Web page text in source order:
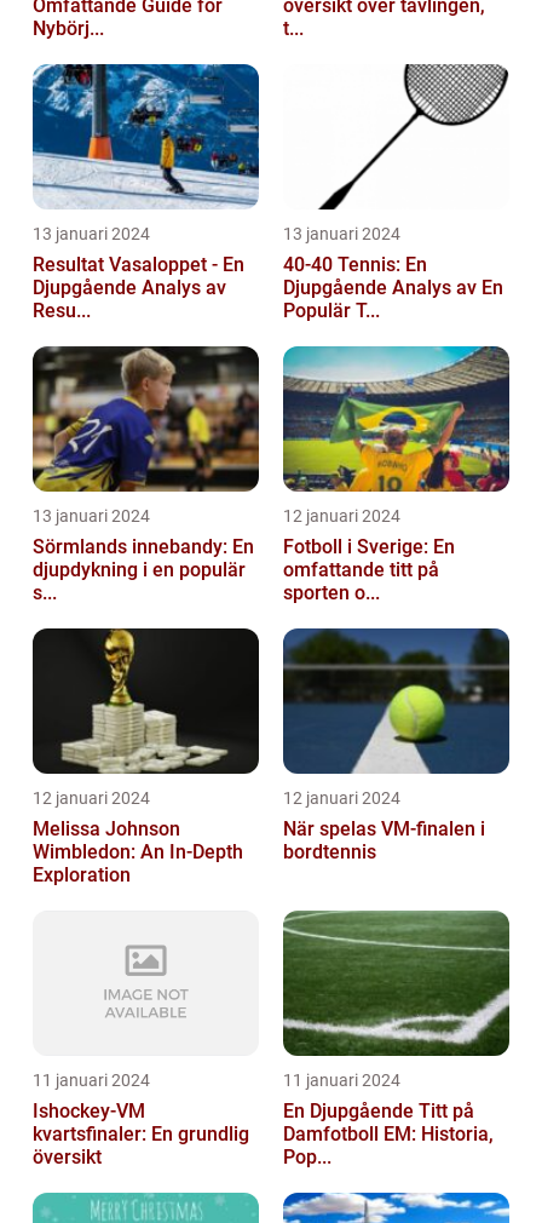
Omfattande Guide för
Nybörj...
översikt över tävlingen,
t...
13 januari 2024
Resultat Vasaloppet - En
Djupgående Analys av
Resu...
13 januari 2024
40-40 Tennis: En
Djupgående Analys av En
Populär T...
13 januari 2024
Sörmlands innebandy: En
djupdykning i en populär
s...
12 januari 2024
Fotboll i Sverige: En
omfattande titt på
sporten o...
12 januari 2024
Melissa Johnson
Wimbledon: An In-Depth
Exploration
12 januari 2024
När spelas VM-finalen i
bordtennis
11 januari 2024
Ishockey-VM
kvartsfinaler: En grundlig
översikt
11 januari 2024
En Djupgående Titt på
Damfotboll EM: Historia,
Pop...